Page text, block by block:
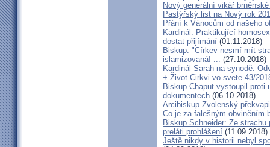
Nový generální vikář
Pastýřský list na Nový rok
Přání k Vánocům od našeho
Kardinál: Praktikující
dostat přijímání (01.11.2018)
Biskup: "Církev nesmí mít
islamizovaná! ... (27.10.2018)
Kardinál Sarah na synodě:
+ Život Cirkvi vo svete 43/
Biskup Chaput vystoupil
dokumentech (06.10.2018)
Arcibiskup Zvolenský
Co je za falešným obviněním
Biskup Schneider: Ze
preláti prohlášení (11.09.2018)
Ještě nikdy v historii nebyl